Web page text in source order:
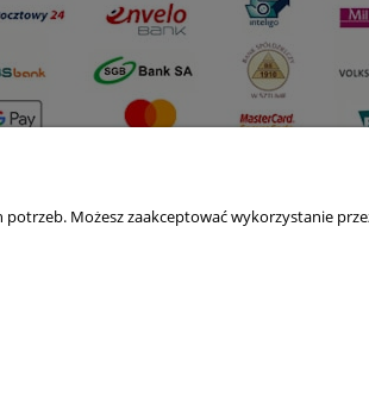
Możesz zaakceptować wykorzystanie